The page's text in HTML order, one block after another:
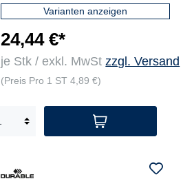
Varianten anzeigen
24,44 €*
je Stk / exkl. MwStzzgl. Versand
(Preis Pro 1 ST 4,89 €)